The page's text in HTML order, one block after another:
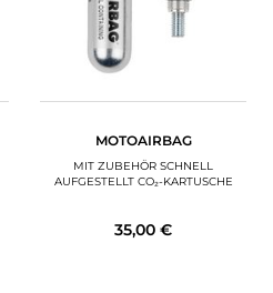
MOTOAIRBAG
MIT ZUBEHÖR SCHNELL
AUFGESTELLT CO₂-KARTUSCHE
35,00 €